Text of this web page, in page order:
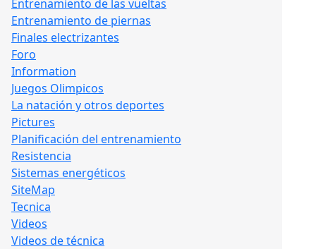
Entrenamiento de las vueltas
Entrenamiento de piernas
Finales electrizantes
Foro
Information
Juegos Olimpicos
La natación y otros deportes
Pictures
Planificación del entrenamiento
Resistencia
Sistemas energéticos
SiteMap
Tecnica
Videos
Videos de técnica